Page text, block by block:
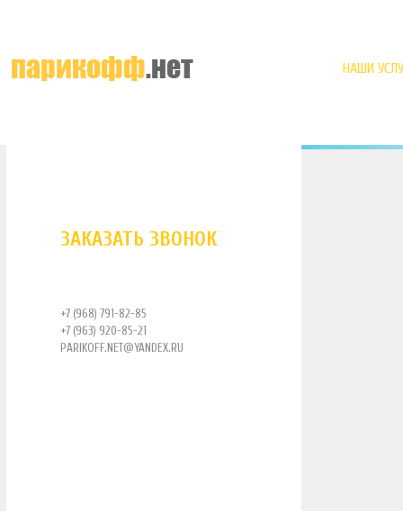
НАШИ
ЗАКАЗАТЬ ЗВОНОК
+7 (968) 791-82-85
+7 (963) 920-85-21
PARIKOFF.NET@YANDEX.RU